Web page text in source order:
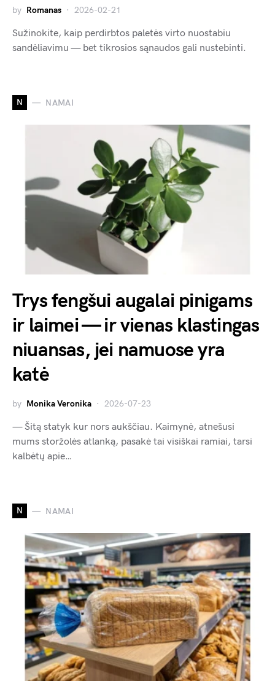
by Romanas 2026-02-21
Sužinokite, kaip perdirbtos paletės virto nuostabiu
sandėliavimu — bet tikrosios sąnaudos gali nustebinti.
N NAMAI
Trys fengšui augalai pinigams
ir laimei — ir vienas klastingas
niuansas, jei namuose yra
katė
by Monika Veronika 2026-07-23
— Šitą statyk kur nors aukščiau. Kaimynė, atnešusi
mums storžolės atlanką, pasakė tai visiškai ramiai, tarsi
kalbėtų apie…
N NAMAI